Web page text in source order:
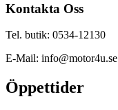
Kontakta Oss
Tel. butik: 0534-12130
E-Mail: info@motor4u.se
Öppettider